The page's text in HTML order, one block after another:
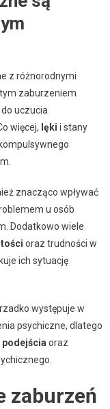
z różnorodnymi
zaburzeniem
uczucia
więcej, lęki i stany
znacząco wpływać
u osób
Dodatkowo wiele
oraz trudności w
ich sytuację
występuje w
psychiczne, dlatego
oraz
zaburzeń